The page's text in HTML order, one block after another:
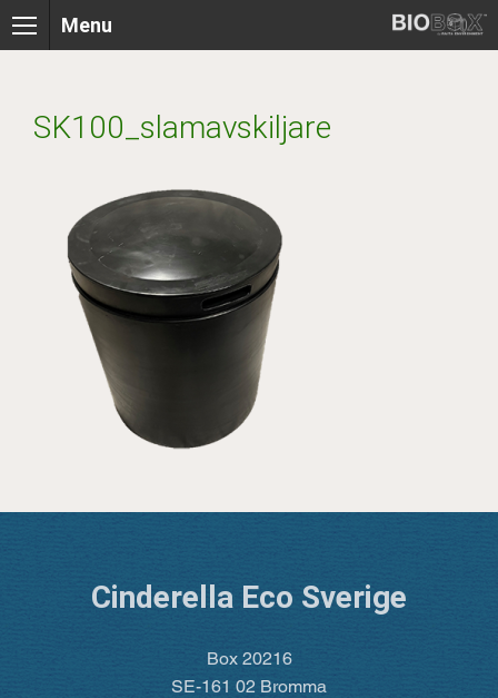
Menu
SK100_slamavskiljare
Cinderella Eco Sverige
Box 20216
SE-161 02 Bromma